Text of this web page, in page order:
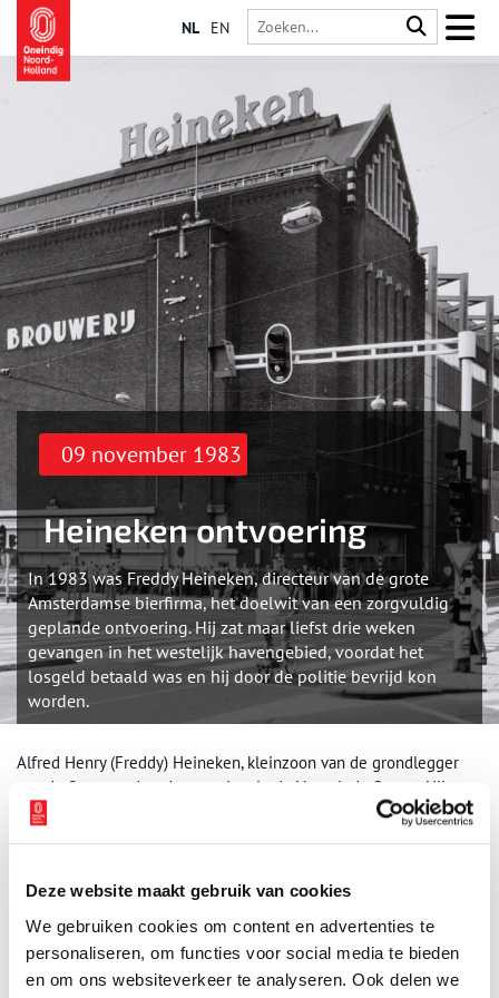
Deze website maakt gebruik van cookies
We gebruiken cookies om content en advertenties te
personaliseren, om functies voor social media te bieden
en om ons websiteverkeer te analyseren. Ook delen we
NL EN
09 november 1983
Heineken ontvoering
In 1983 was Freddy Heineken, directeur van de grote
Amsterdamse bierfirma, het doelwit van een zorgvuldig
geplande ontvoering. Hij zat maar liefst drie weken
gevangen in het westelijk havengebied, voordat het
losgeld betaald was en hij door de politie bevrijd kon
worden.
Alfred Henry (Freddy) Heineken, kleinzoon van de grondlegger
van de firma, studeerde twee jaar in de Verenigde Staten. Hij
leerde hier veel over de functie van reclame en marketing. De
nadruk lag op het aanprijzen van de merknaam in plaats van het
slim bedachte trucjes. In 1983 was Freddy Heineken, samen met
zijn chauffeur Ab Doderer, het doelwit van een groots opgezette
ontvoering. De ontvoering was door Cor van Hout, Willem